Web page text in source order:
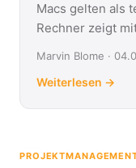
Macs gelten als
Rechner zeigt
Marvin Blome ·
Weiterlesen →